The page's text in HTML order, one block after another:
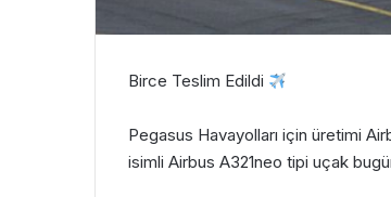
Birce Teslim Edildi
Pegasus Havayolları için üretimi
isimli Airbus A321neo tipi uçak